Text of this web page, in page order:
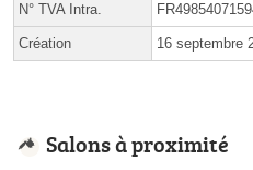
N° TVA Intra.
Création 16 septembre
Salons à proximité